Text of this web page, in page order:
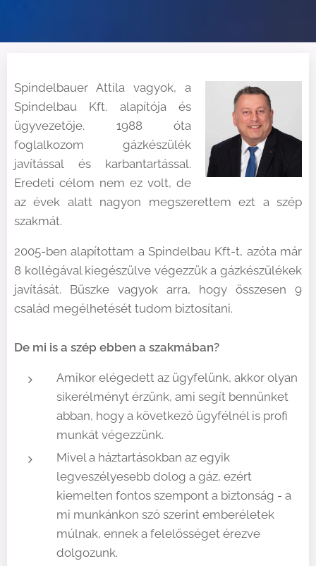
Spindelbauer Attila vagyok, a
Spindelbau Kft. alapítója és
ügyvezetője. 1988 óta
foglalkozom gázkészülék
javítással és karbantartással.
Eredeti célom nem ez volt, de
az évek alatt nagyon megszerettem ezt a szép
szakmát.
2005-ben alapítottam a Spindelbau Kft-t, azóta már
8 kollégával kiegészülve végezzük a gázkészülékek
javítását. Büszke vagyok arra, hogy összesen 9
család megélhetését tudom biztosítani.
De mi is a szép ebben a szakmában?
Amikor elégedett az ügyfelünk, akkor olyan
sikerélményt érzünk, ami segít bennünket
abban, hogy a következő ügyfélnél is profi
munkát végezzünk.
Mivel a háztartásokban az egyik
legveszélyesebb dolog a gáz, ezért
kiemelten fontos szempont a biztonság - a
mi munkánkon szó szerint emberéletek
múlnak, ennek a felelősséget érezve
dolgozunk.